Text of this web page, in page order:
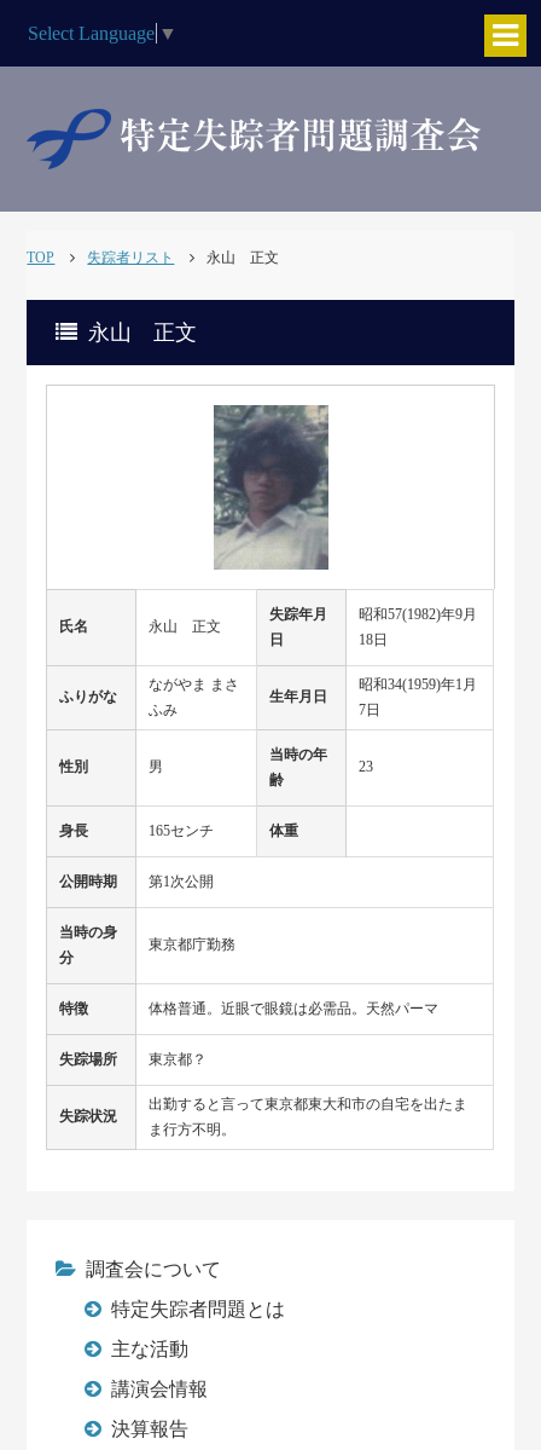
Select Language ▼
TOP 失踪者リスト 永山 正文
永山 正文
氏名 永山 正文
失踪年月
日
昭和57(1982)年9月
18日
ふりがな
ながやま まさ
ふみ
生年月日
昭和34(1959)年1月
7日
性別 男
当時の年
齢
23
身長 165センチ 体重
公開時期 第1次公開
当時の身
分
東京都庁勤務
特徴 体格普通。近眼で眼鏡は必需品。天然パーマ
失踪場所 東京都？
失踪状況
出勤すると言って東京都東大和市の自宅を出たま
ま行方不明。
調査会について
特定失踪者問題とは
主な活動
講演会情報
決算報告